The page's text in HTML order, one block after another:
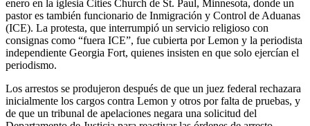
enero en la iglesia Cities Church de St. Paul, Minnesota, donde un
pastor es también funcionario de Inmigración y Control de Aduanas
(ICE). La protesta, que interrumpió un servicio religioso con
consignas como “fuera ICE”, fue cubierta por Lemon y la periodista
independiente Georgia Fort, quienes insisten en que solo ejercían el
periodismo.
Los arrestos se produjeron después de que un juez federal rechazara
inicialmente los cargos contra Lemon y otros por falta de pruebas, y
de que un tribunal de apelaciones negara una solicitud del